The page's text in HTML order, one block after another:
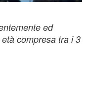
ed
compresa tra i 3